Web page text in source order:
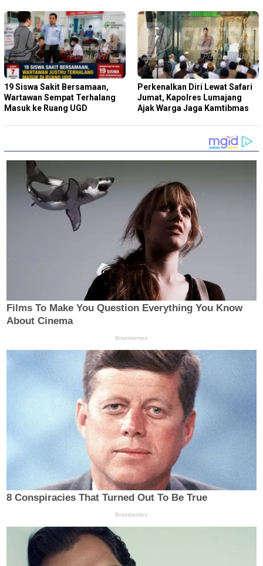
19 Siswa Sakit Bersamaan,
Wartawan Sempat Terhalang
Masuk ke Ruang UGD
Perkenalkan Diri Lewat Safari
Jumat, Kapolres Lumajang
Ajak Warga Jaga Kamtibmas